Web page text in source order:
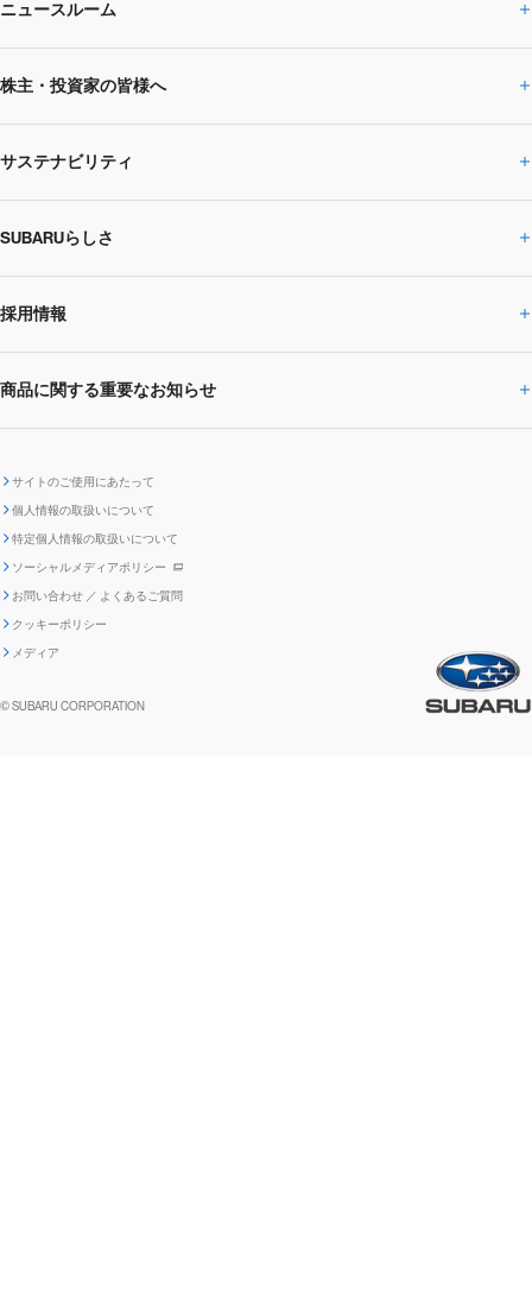
企業情報トップ
SUBARUのありたい姿
SUBARU 2025方針
事業所・関係会社
ニュースルーム
ニュースルームトップ
ニュースリリース
閉じる
株主・投資家の皆様へ
株主・投資家の皆様へトップ
企業・経営
IRライブラリー
株主・投資家サポート
IRカレンダー
ディスクロージャー
ポリシー
サステナビリティ
サステナビリティトップ
CEOサステナビリティ
環境
ガバナンス
サステナビリティ関連方針・ガイ
SUBARUらしさ
SUBARUらしさトップ
SUBARUびと
SUBARUデザイン
際立たせる技術
2.環境技術
閉じる
採用情報
採用情報トップ
SUBARU Lab採用（中途）
販売会社グループ採用
高校生採用
商品に関する重要なお知らせ
SUBARU ハイブリッド車 レスキュ
ー時の取扱い
自動車リサイクル
SUBARUのロゴ・標章を不正使用
した模倣品にご注意ください
サイトのご使用にあたって
個人情報の取扱いについて
特定個人情報の取扱いについて
ソーシャルメディアポリシー
お問い合わせ ／ よくあるご質問
クッキーポリシー
メディア
© SUBARU CORPORATION